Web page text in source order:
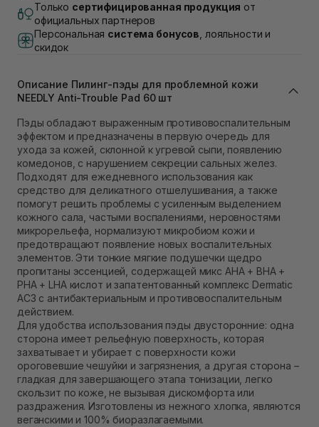
Самовывоз г. Львов, ул. Академика Подстригача,
1В (Duck's Lake)
Самовывоз г. Львов ул. Степана Бандеры 43
В наличии
Самовывоз Ровно
В наличии
Самовывоз г. Ровно, ул. Кулика и Гудачека 23 (ТЦ
В наличии
Только сертифицированная продукция от
официальных партнеров
Персональная система бонусов , лояльности и
скидок
Описание Пилинг-пэды для проблемной кожи
NEEDLY Anti-Trouble Pad 60 шт
Пэды обладают выраженным противовоспалительным
эффектом и предназначены в первую очередь для
ухода за кожей, склонной к угревой сыпи, появлению
комедонов, с нарушением секреции сальных желез.
Подходят для ежедневного использования как
средство для деликатного отшелушивания, а также
помогут решить проблемы с усиленным выделением
кожного сала, частыми воспалениями, неровностями
микрорельефа, нормализуют микробиом кожи и
предотвращают появление новых воспалительных
элементов. Эти тонкие мягкие подушечки щедро
пропитаны эссенцией, содержащей микс AHA + BHA +
PHA + LHA кислот и запатентованный комплекс Dermatic
AC3 с антибактериальным и противовоспалительным
действием.
Для удобства использования пэды двусторонние: одна
сторона имеет рельефную поверхность, которая
захватывает и убирает с поверхности кожи
ороговевшие чешуйки и загрязнения, а другая сторона –
гладкая для завершающего этапа тонизации, легко
скользит по коже, не вызывая дискомфорта или
раздражения. Изготовлены из нежного хлопка, являются
веганскими и 100% биоразлагаемыми.